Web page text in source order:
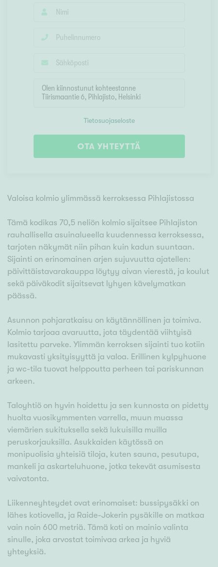
Tietosuojaseloste
OTA YHTEYTTÄ
Valoisa kolmio ylimmässä kerroksessa Pihlajistossa
Tämä kodikas 70,5 neliön kolmio sijaitsee Pihlajiston
rauhallisella asuinalueella kuudennessa kerroksessa,
tarjoten näkymät niin pihan kuin kadun suuntaan.
Sijainti on erinomainen arjen sujuvuutta ajatellen:
päivittäistavarakauppa löytyy aivan vierestä, ja koulut
sekä päiväkodit sijaitsevat lyhyen kävelymatkan
päässä.
Asunnon pohjaratkaisu on käytännöllinen ja toimiva.
Kolmio tarjoaa avaruutta, jota täydentää viihtyisä
lasitettu parveke. Ylimmän kerroksen sijainti tuo kotiin
mukavasti yksityisyyttä ja valoa. Erillinen kylpyhuone
ja wc-tila tuovat helppoutta perheen tai pariskunnan
arkeen.
Taloyhtiö on hyvin hoidettu ja sen kunnosta on pidetty
huolta vuosikymmenten varrella, muun muassa
viemärien sukituksella sekä lukuisilla muilla
peruskorjauksilla. Asukkaiden käytössä on
monipuolisia yhteisiä tiloja, kuten sauna, pesutupa,
mankeli ja askarteluhuone, jotka tekevät asumisesta
vaivatonta.
Liikenneyhteydet ovat erinomaiset: bussipysäkki on
lähes kotiovella, ja Raide-Jokerin pysäkille on matkaa
vain noin 600 metriä. Tämä koti on mainio valinta
sinulle, joka arvostat toimivaa arkea ja hyviä
yhteyksiä.